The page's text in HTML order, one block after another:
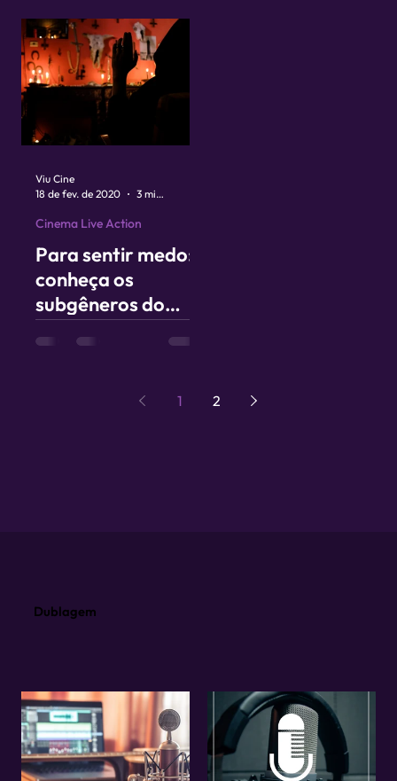
Dublagem
Para sentir medo:
conheça os
subgêneros do
Cinema Live Action
Viu Cine
18 de fev. de 2020
3 min de leitura
1 2